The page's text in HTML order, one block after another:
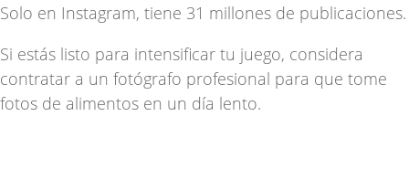
Solo en Instagram, tiene 31 millones de publicaciones.
Si estás listo para intensificar tu juego, considera
contratar a un fotógrafo profesional para que tome
fotos de alimentos en un día lento.